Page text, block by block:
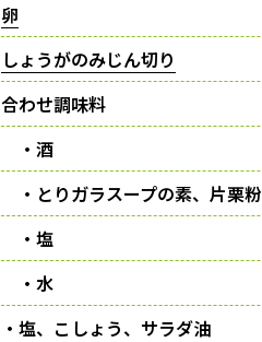
卵
しょうがのみじん切り
合わせ調味料
・酒
・とりガラスープの素、片栗粉
・塩
・水
・塩、こしょう、サラダ油